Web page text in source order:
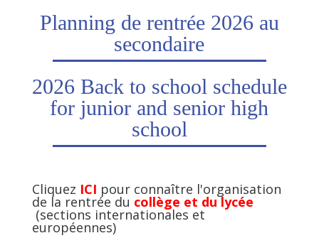
Planning de rentrée 2026 au
secondaire
2026 Back to school schedule
for junior and senior high
school
Cliquez ICI pour connaître l'organisation
de la rentrée du collège et du lycée
(sections internationales et
européennes)